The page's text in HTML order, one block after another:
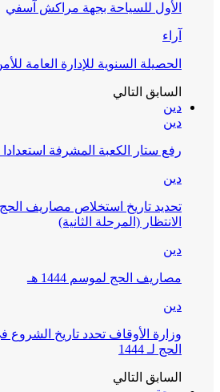
الأول للسياحة بجهة مراكش آسفي
آراء
الحصيلة السنوية للإدارة العامة للأمن
السابق التالي
دين
دين
رفع ستار الكعبة المشرفة
دين
تحديد تاريخ استخلاص مصاريف
الانتظار (المرحلة الثانية)
دين
مصاريف الحج لموسم 1444 هـ
دين
وزارة الأوقاف تحدد تاريخ
الحج لـ 1444
السابق التالي